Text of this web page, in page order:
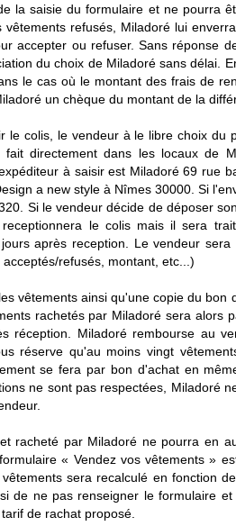
la saisie du formulaire et ne pourra
vêtements refusés, Miladoré lui
accepter ou refuser. Sans réponse
du choix de Miladoré sans délai.
le cas où le montant des frais de
un chèque du montant de la
le colis, le vendeur à le libre choix
fait directement dans les locaux de
à saisir est Miladoré 69 rue
a new style à Nîmes 30000. Si
Si le vendeur décide de déposer
receptionnera le colis mais il sera
après reception. Le vendeur
refusés, montant, etc...)
vêtements ainsi qu'une copie du bon
rachetés par Miladoré sera alors
réception. Miladoré rembourse au
réserve qu'au moins vingt
se fera par bon d'achat en
ne sont pas respectées, Miladoré
racheté par Miladoré ne pourra en
« Vendez vos vêtements »
sera recalculé en fonction
de ne pas renseigner le formulaire
de rachat proposé.